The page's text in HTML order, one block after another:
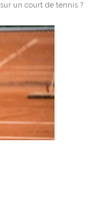
un court de tennis ?